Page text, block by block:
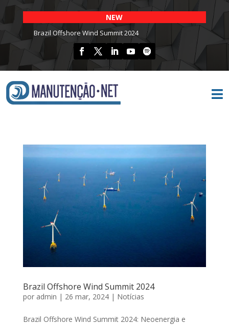
NEW
Brazil Offshore Wind Summit 2024

Brazil Offshore Wind Summit 2024
por admin | 26 mar, 2024| Notícias
Brazil Offshore Wind Summit 2024: Neoenergia e